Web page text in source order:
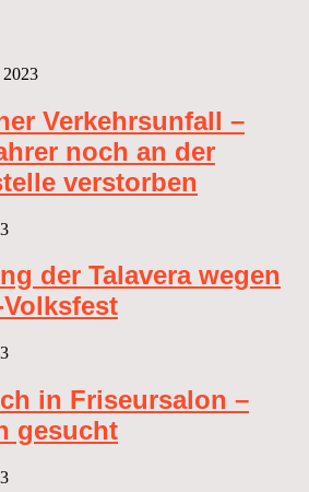
Verkehrsunfall –
noch an der
verstorben
der Talavera wegen
in Friseursalon –
gesucht